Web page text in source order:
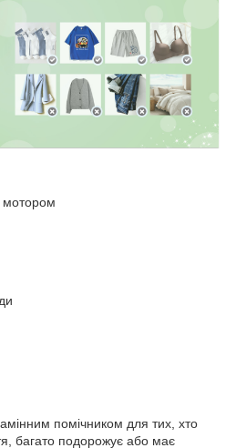
мотором
помічником для тих, хто
багато подорожує або має